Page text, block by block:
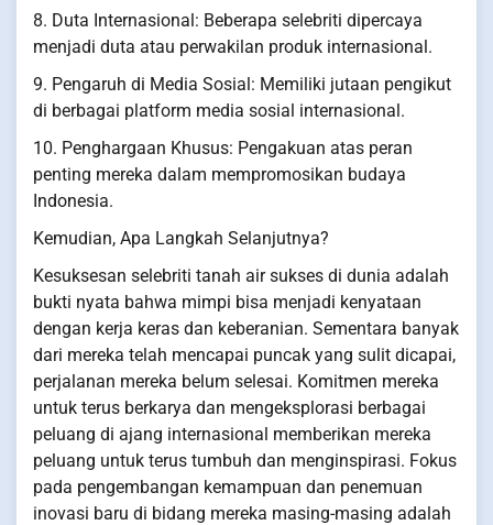
8. Duta Internasional: Beberapa selebriti dipercaya
menjadi duta atau perwakilan produk internasional.
9. Pengaruh di Media Sosial: Memiliki jutaan pengikut
di berbagai platform media sosial internasional.
10. Penghargaan Khusus: Pengakuan atas peran
penting mereka dalam mempromosikan budaya
Indonesia.
Kemudian, Apa Langkah Selanjutnya?
Kesuksesan selebriti tanah air sukses di dunia adalah
bukti nyata bahwa mimpi bisa menjadi kenyataan
dengan kerja keras dan keberanian. Sementara banyak
dari mereka telah mencapai puncak yang sulit dicapai,
perjalanan mereka belum selesai. Komitmen mereka
untuk terus berkarya dan mengeksplorasi berbagai
peluang di ajang internasional memberikan mereka
peluang untuk terus tumbuh dan menginspirasi. Fokus
pada pengembangan kemampuan dan penemuan
inovasi baru di bidang mereka masing-masing adalah